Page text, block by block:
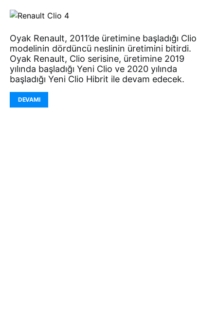
Oyak Renault, 2011’de üretimine başladığı Clio
modelinin dördüncü neslinin üretimini bitirdi.
Oyak Renault, Clio serisine, üretimine 2019
yılında başladığı Yeni Clio ve 2020 yılında
başladığı Yeni Clio Hibrit ile devam edecek.
DEVAMI